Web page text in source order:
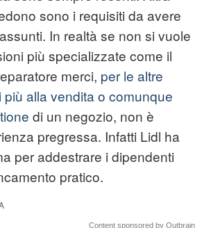
sono i requisiti da avere
In realtà se non si vuole
più specializzate come il
merci, per le altre
alla vendita o comunque
di un negozio, non è
pregressa. Infatti Lidl ha
per addestrare i dipendenti
pratico.
Content sponsored by Outbrain